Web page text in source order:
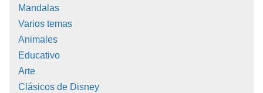
Mandalas
Varios temas
Animales
Educativo
Arte
Clásicos de Disney